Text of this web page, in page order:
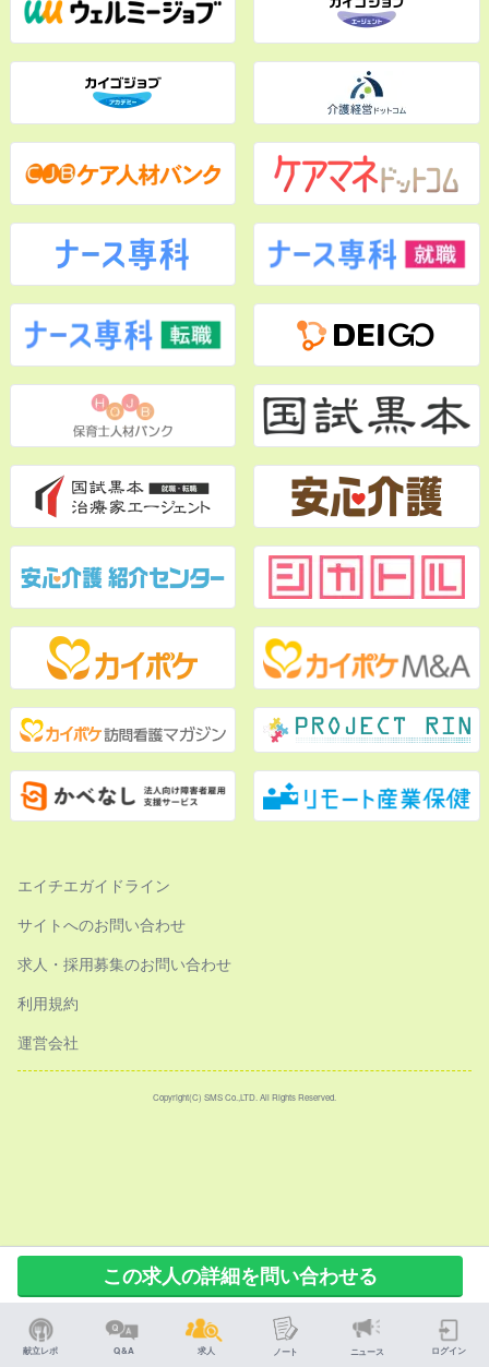
献立レポ Q&A 求人 ノート ニュース ログイン
この求人の詳細を問い合わせる
エイチエガイドライン
サイトへのお問い合わせ
求人・採用募集のお問い合わせ
利用規約
運営会社
Copyright(C) SMS Co.,LTD. All Rights Reserved.